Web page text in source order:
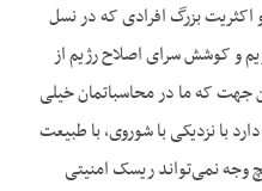
بزرگ افرادی که در نسل
و کوشش سرای اصلاح رژیم از
جهت که ما در محاسباتمان خیلی
با نزدیکی با شوروی، با طبیعت
نمی‌تواند ریسک امنیتی